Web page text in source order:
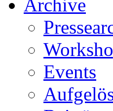
Archive
Events